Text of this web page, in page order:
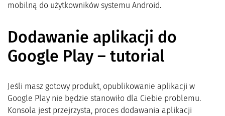
mobilną do użytkowników systemu Android.
Dodawanie aplikacji do
Google Play – tutorial
Jeśli masz gotowy produkt, opublikowanie aplikacji w
Google Play nie będzie stanowiło dla Ciebie problemu.
Konsola jest przejrzysta, proces dodawania aplikacji